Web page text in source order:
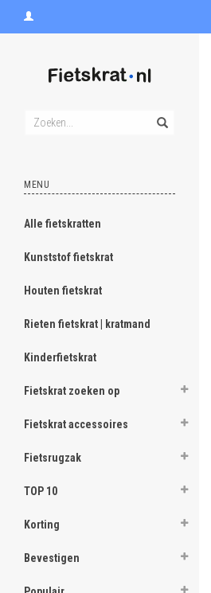
MENU
Alle fietskratten
Kunststof fietskrat
Houten fietskrat
Rieten fietskrat | kratmand
Kinderfietskrat
Fietskrat zoeken op
Fietskrat accessoires
Fietsrugzak
TOP 10
Korting
Bevestigen